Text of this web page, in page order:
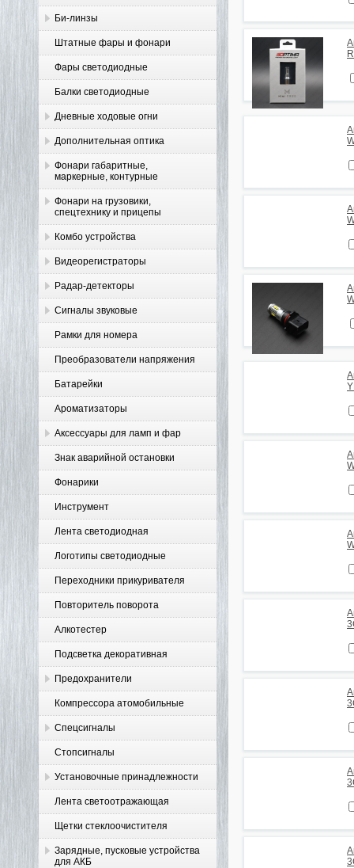
Би-линзы
Штатные фары и фонари
Фары светодиодные
Балки светодиодные
Дневные ходовые огни
Дополнительная оптика
Фонари габаритные,
маркерные, контурные
Фонари на грузовики,
спецтехнику и прицепы
Комбо устройства
Видеорегистраторы
Радар-детекторы
Сигналы звуковые
Рамки для номера
Преобразователи напряжения
Батарейки
Ароматизаторы
Аксессуары для ламп и фар
Знак аварийной остановки
Фонарики
Инструмент
Лента светодиодная
Логотипы светодиодные
Переходники прикуривателя
Повторитель поворота
Алкотестер
Подсветка декоративная
Предохранители
Компрессора атомобильные
Спецсигналы
Стопсигналы
Установочные принадлежности
Лента светоотражающая
Щетки стеклоочистителя
Зарядные, пусковые устройства
для АКБ